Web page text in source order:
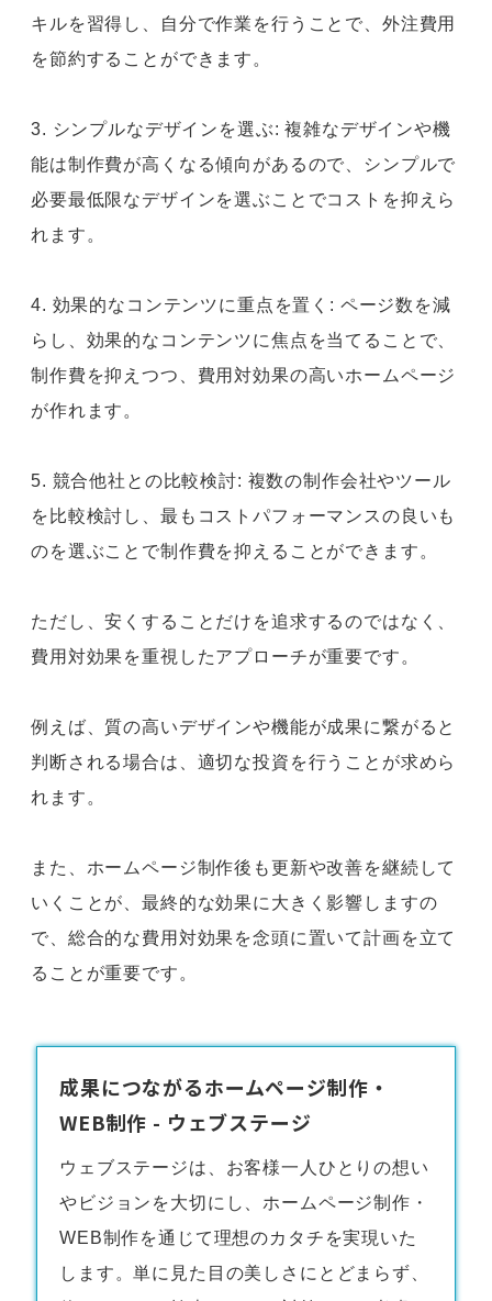
キルを習得し、自分で作業を行うことで、外注費用
を節約することができます。
3. シンプルなデザインを選ぶ: 複雑なデザインや機
能は制作費が高くなる傾向があるので、シンプルで
必要最低限なデザインを選ぶことでコストを抑えら
れます。
4. 効果的なコンテンツに重点を置く: ページ数を減
らし、効果的なコンテンツに焦点を当てることで、
制作費を抑えつつ、費用対効果の高いホームページ
が作れます。
5. 競合他社との比較検討: 複数の制作会社やツール
を比較検討し、最もコストパフォーマンスの良いも
のを選ぶことで制作費を抑えることができます。
ただし、安くすることだけを追求するのではなく、
費用対効果を重視したアプローチが重要です。
例えば、質の高いデザインや機能が成果に繋がると
判断される場合は、適切な投資を行うことが求めら
れます。
また、ホームページ制作後も更新や改善を継続して
いくことが、最終的な効果に大きく影響しますの
で、総合的な費用対効果を念頭に置いて計画を立て
ることが重要です。
成果につながるホームページ制作・
WEB制作 - ウェブステージ
ウェブステージは、お客様一人ひとりの想い
やビジョンを大切にし、 ホームページ制作・
WEB制作を通じて理想のカタチを実現いた
します。単に見た目の美しさにとどまらず、